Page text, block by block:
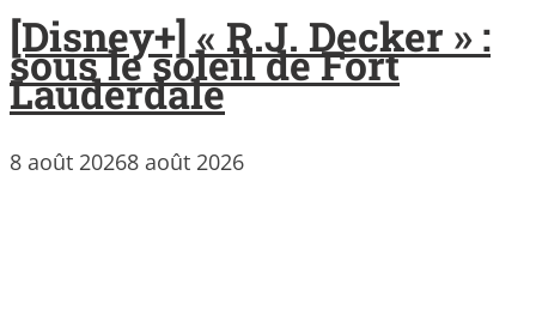
[Disney+] « R.J. Decker » :
sous le soleil de Fort
Lauderdale
8 août 20268 août 2026